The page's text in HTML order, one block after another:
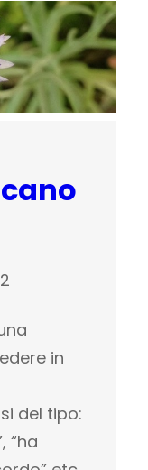
in
del tipo:
“ha